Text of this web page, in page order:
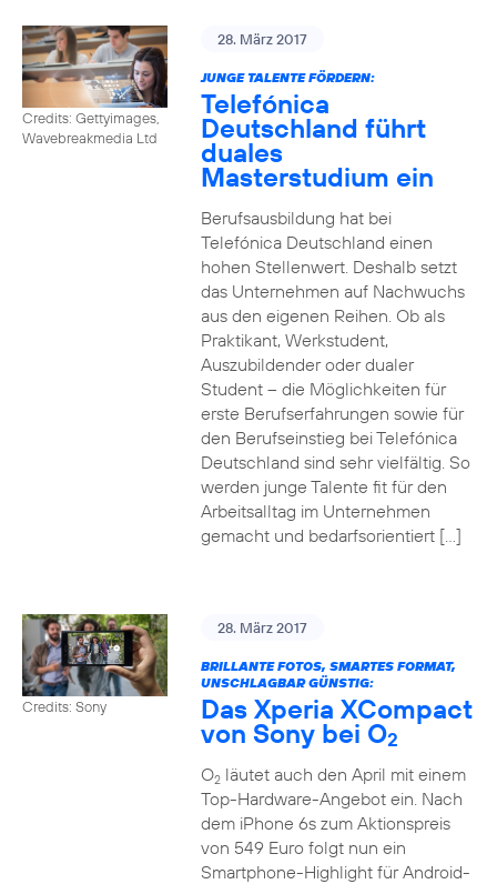
Credits: Gettyimages,
Wavebreakmedia Ltd
28. März 2017
JUNGE TALENTE FÖRDERN:
Telefónica
Deutschland führt
duales
Masterstudium ein
Berufsausbildung hat bei
Telefónica Deutschland einen
hohen Stellenwert. Deshalb setzt
das Unternehmen auf Nachwuchs
aus den eigenen Reihen. Ob als
Praktikant, Werkstudent,
Auszubildender oder dualer
Student – die Möglichkeiten für
erste Berufserfahrungen sowie für
den Berufseinstieg bei Telefónica
Deutschland sind sehr vielfältig. So
werden junge Talente fit für den
Arbeitsalltag im Unternehmen
gemacht und bedarfsorientiert […]
Credits: Sony
28. März 2017
BRILLANTE FOTOS, SMARTES FORMAT,
UNSCHLAGBAR GÜNSTIG:
Das Xperia XCompact
von Sony bei O2
O2läutet auch den April mit einem
Top-Hardware-Angebot ein. Nach
dem iPhone 6s zum Aktionspreis
von 549 Euro folgt nun ein
Smartphone-Highlight für Android-